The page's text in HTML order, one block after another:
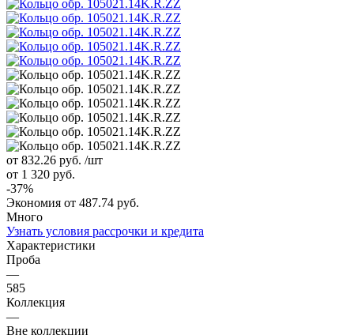
от 832.26 руб. /шт
от 1 320 руб.
-37%
Экономия от 487.74 руб.
Много
Узнать условия рассрочки и кредита
Характеристики
Проба
—
585
Коллекция
—
Вне коллекции